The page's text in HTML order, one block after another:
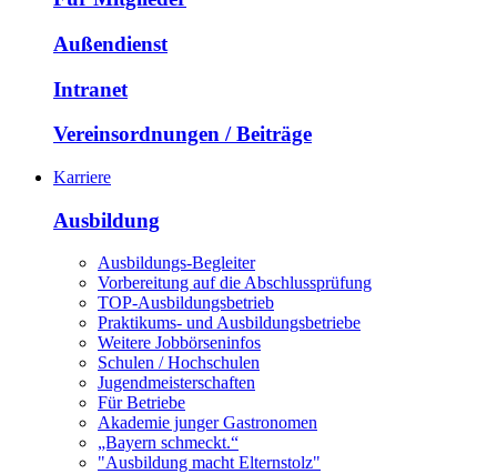
Außendienst
Intranet
Vereinsordnungen / Beiträge
Karriere
Ausbildung
Ausbildungs-Begleiter
Vorbereitung auf die Abschlussprüfung
TOP-Ausbildungsbetrieb
Praktikums- und Ausbildungsbetriebe
Weitere Jobbörseninfos
Schulen / Hochschulen
Jugendmeisterschaften
Für Betriebe
Akademie junger Gastronomen
„Bayern schmeckt.“
"Ausbildung macht Elternstolz"